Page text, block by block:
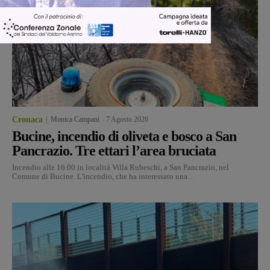
Cronaca Monica Campani 7 Agosto 2026
Bucine, incendio di oliveta e bosco a San
Pancrazio. Tre ettari l’area bruciata
Incendio alle 16.00 in località Villa Rubeschi, a San Pancrazio, nel
Comune di Bucine. L'incendio, che ha interessato una...